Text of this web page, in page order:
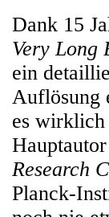
Dank 15
Very Long
ein
Auflösung
es wirklich
Research
Planck-